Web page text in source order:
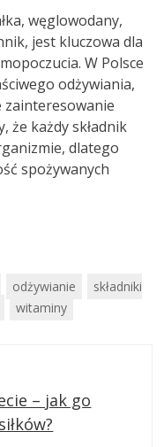
węglowodany,
jest kluczowa dla
W Polsce
odżywiania,
zainteresowanie
że każdy składnik
dlatego
spożywanych
odżywianie
składniki
witaminy
– jak go